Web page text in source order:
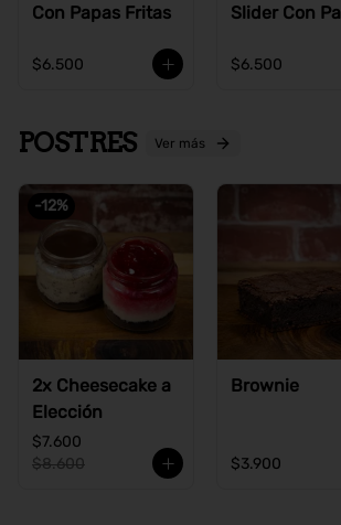
Con Papas Fritas
$6.500
Slider Con
$6.500
POSTRES Ver más
-12%
2x Cheesecake a
Elección
$7.600
$8.600
Brownie
$3.900